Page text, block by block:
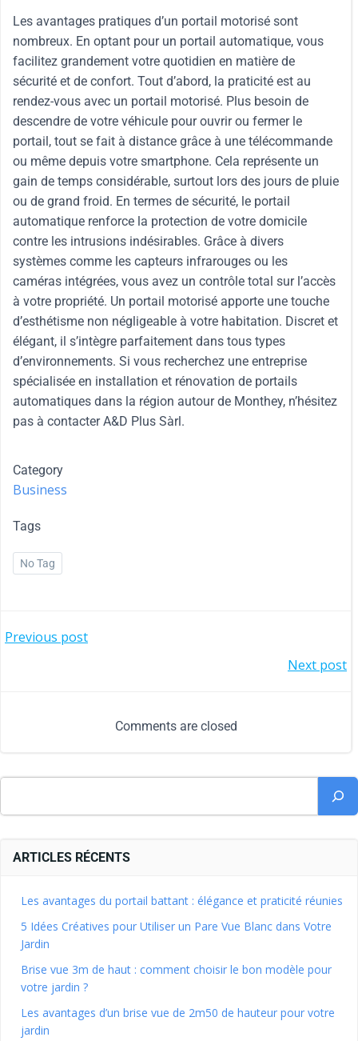
Les avantages pratiques d’un portail motorisé sont
nombreux. En optant pour un portail automatique, vous
facilitez grandement votre quotidien en matière de
sécurité et de confort. Tout d’abord, la praticité est au
rendez-vous avec un portail motorisé. Plus besoin de
descendre de votre véhicule pour ouvrir ou fermer le
portail, tout se fait à distance grâce à une télécommande
ou même depuis votre smartphone. Cela représente un
gain de temps considérable, surtout lors des jours de pluie
ou de grand froid. En termes de sécurité, le portail
automatique renforce la protection de votre domicile
contre les intrusions indésirables. Grâce à divers
systèmes comme les capteurs infrarouges ou les
caméras intégrées, vous avez un contrôle total sur l’accès
à votre propriété. Un portail motorisé apporte une touche
d’esthétisme non négligeable à votre habitation. Discret et
élégant, il s’intègre parfaitement dans tous types
d’environnements. Si vous recherchez une entreprise
spécialisée en installation et rénovation de portails
automatiques dans la région autour de Monthey, n’hésitez
pas à contacter A&D Plus Sàrl.
Category
Business
Tags
No Tag
Previous post
Next post
Comments are closed
ARTICLES RÉCENTS
Les avantages du portail battant : élégance et praticité réunies
5 Idées Créatives pour Utiliser un Pare Vue Blanc dans Votre
Jardin
Brise vue 3m de haut : comment choisir le bon modèle pour
votre jardin ?
Les avantages d’un brise vue de 2m50 de hauteur pour votre
jardin